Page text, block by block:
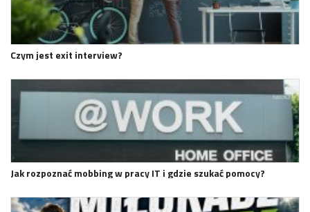
Czym jest exit interview?
Jak rozpoznać mobbing w pracy IT i gdzie szukać pomocy?